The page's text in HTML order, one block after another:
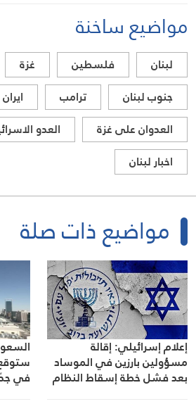
مواضيع ساخنة
لبنان فلسطين غزة
جنوب لبنان
ترامب
ايران
العدوان على غزة
العدو
اخبار لبنان
مواضيع ذات صلة
إعلام إسرائيلي: إقالة
مسؤولين بارزين في الموساد
بعد فشل خطة إسقاط النظام في